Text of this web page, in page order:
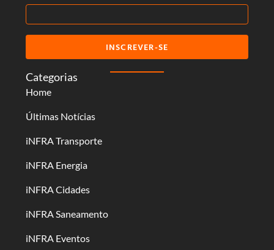
Categorias
Home
Últimas Notícias
iNFRA Transporte
iNFRA Energia
iNFRA Cidades
iNFRA Saneamento
iNFRA Eventos
INSCREVER-SE